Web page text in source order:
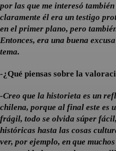
por las que me interesó
claramente él era un testigo
en el primer plano, pero
Entonces, era una buena
tema.
-¿Qué piensas sobre la
-Creo que la historieta es un
chilena, porque al final este es
frágil, todo se olvida súper
históricas hasta las cosas
ver, por ejemplo, en que